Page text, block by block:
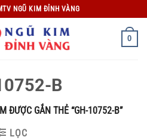
NGŨ KIM ĐỈNH VÀNG
0
B
ĐƯỢC GẮN THẺ “GH-10752-B”
LỌC